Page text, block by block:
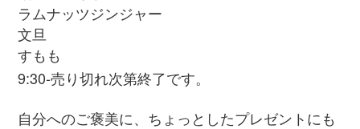
ラムナッツジンジャー
文旦
すもも
9:30-売り切れ次第終了です。
自分へのご褒美に、ちょっとしたプレゼントにも